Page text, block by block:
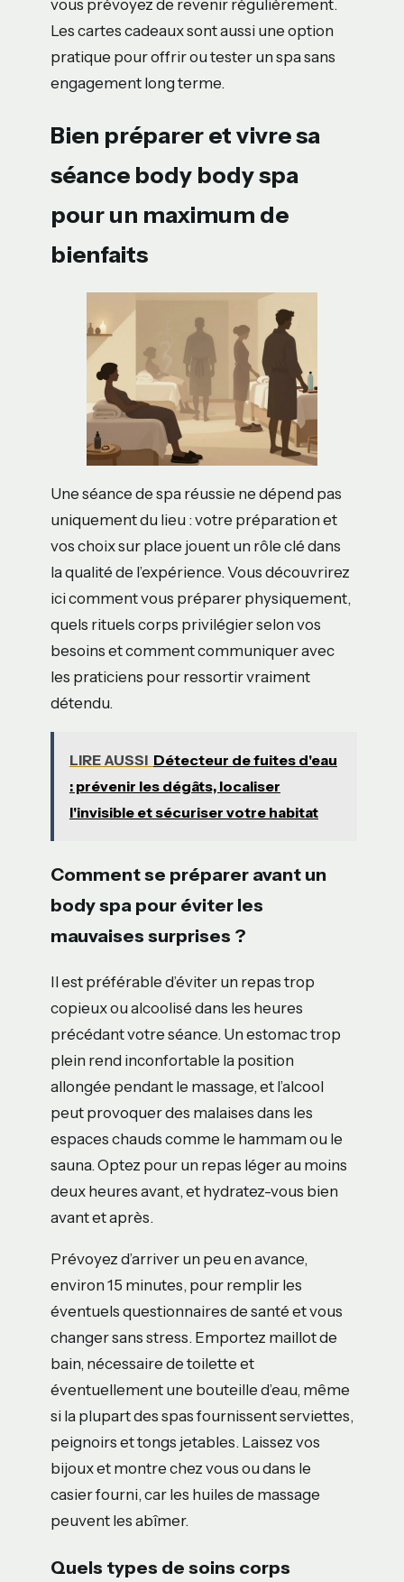
vous prévoyez de revenir régulièrement.
Les cartes cadeaux sont aussi une option
pratique pour offrir ou tester un spa sans
engagement long terme.
Bien préparer et vivre sa
séance body body spa
pour un maximum de
bienfaits
Une séance de spa réussie ne dépend pas
uniquement du lieu : votre préparation et
vos choix sur place jouent un rôle clé dans
la qualité de l’expérience. Vous découvrirez
ici comment vous préparer physiquement,
quels rituels corps privilégier selon vos
besoins et comment communiquer avec
les praticiens pour ressortir vraiment
détendu.
LIRE AUSSI Détecteur de fuites d'eau
: prévenir les dégâts, localiser
l'invisible et sécuriser votre habitat
Comment se préparer avant un
body spa pour éviter les
mauvaises surprises ?
Il est préférable d’éviter un repas trop
copieux ou alcoolisé dans les heures
précédant votre séance. Un estomac trop
plein rend inconfortable la position
allongée pendant le massage, et l’alcool
peut provoquer des malaises dans les
espaces chauds comme le hammam ou le
sauna. Optez pour un repas léger au moins
deux heures avant, et hydratez-vous bien
avant et après.
Prévoyez d’arriver un peu en avance,
environ 15 minutes, pour remplir les
éventuels questionnaires de santé et vous
changer sans stress. Emportez maillot de
bain, nécessaire de toilette et
éventuellement une bouteille d’eau, même
si la plupart des spas fournissent serviettes,
peignoirs et tongs jetables. Laissez vos
bijoux et montre chez vous ou dans le
casier fourni, car les huiles de massage
peuvent les abîmer.
Quels types de soins corps